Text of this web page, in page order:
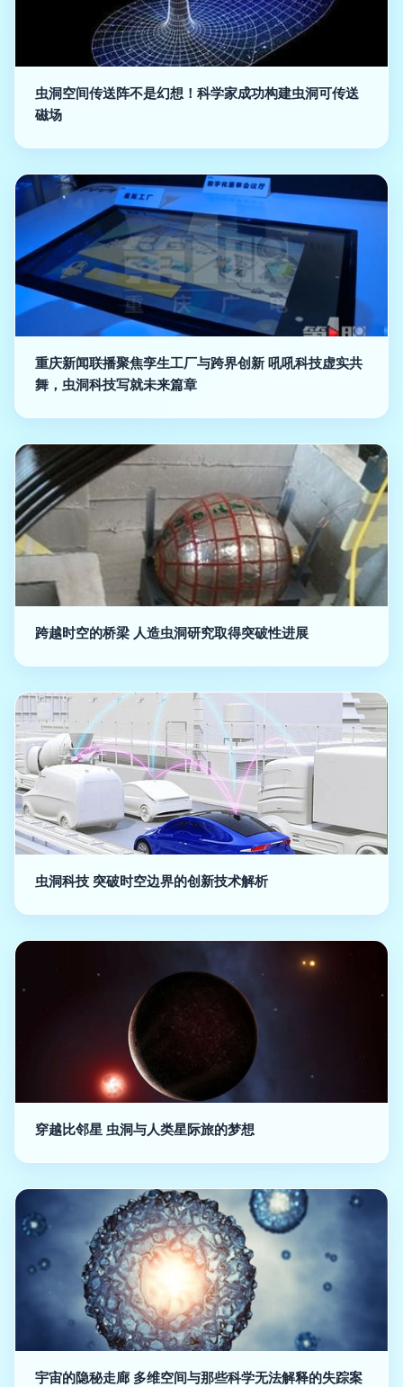
虫洞空间传送阵不是幻想！科学家成功构建虫洞可传送
磁场
重庆新闻联播聚焦孪生工厂与跨界创新 吼吼科技虚实共
舞，虫洞科技写就未来篇章
跨越时空的桥梁 人造虫洞研究取得突破性进展
虫洞科技 突破时空边界的创新技术解析
穿越比邻星 虫洞与人类星际旅的梦想
宇宙的隐秘走廊 多维空间与那些科学无法解释的失踪案